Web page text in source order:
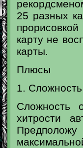
25 разных
карту не
карты.
Плюсы
1.
Сложность
хитрости